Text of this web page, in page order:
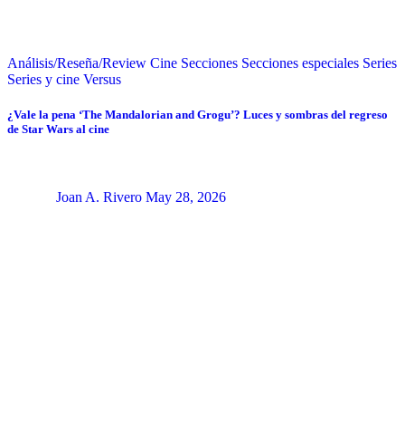
Análisis/Reseña/Review Cine Secciones Secciones especiales Series
Series y cine Versus
¿Vale la pena ‘The Mandalorian and Grogu’? Luces y sombras del regreso
de Star Wars al cine
Joan A. Rivero May 28, 2026